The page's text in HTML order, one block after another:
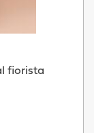
fiorista